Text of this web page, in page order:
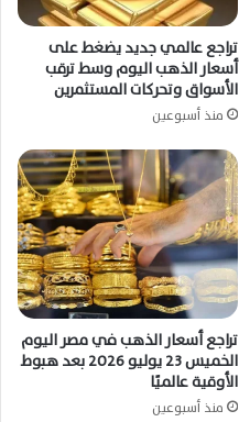
تراجع عالمي جديد يضغط على
أسعار الذهب اليوم وسط ترقب
الأسواق وتحركات المستثمرين
منذ أسبوعين
تراجع أسعار الذهب في مصر اليوم
الخميس 23 يوليو 2026 بعد هبوط
الأوقية عالميًا
منذ أسبوعين